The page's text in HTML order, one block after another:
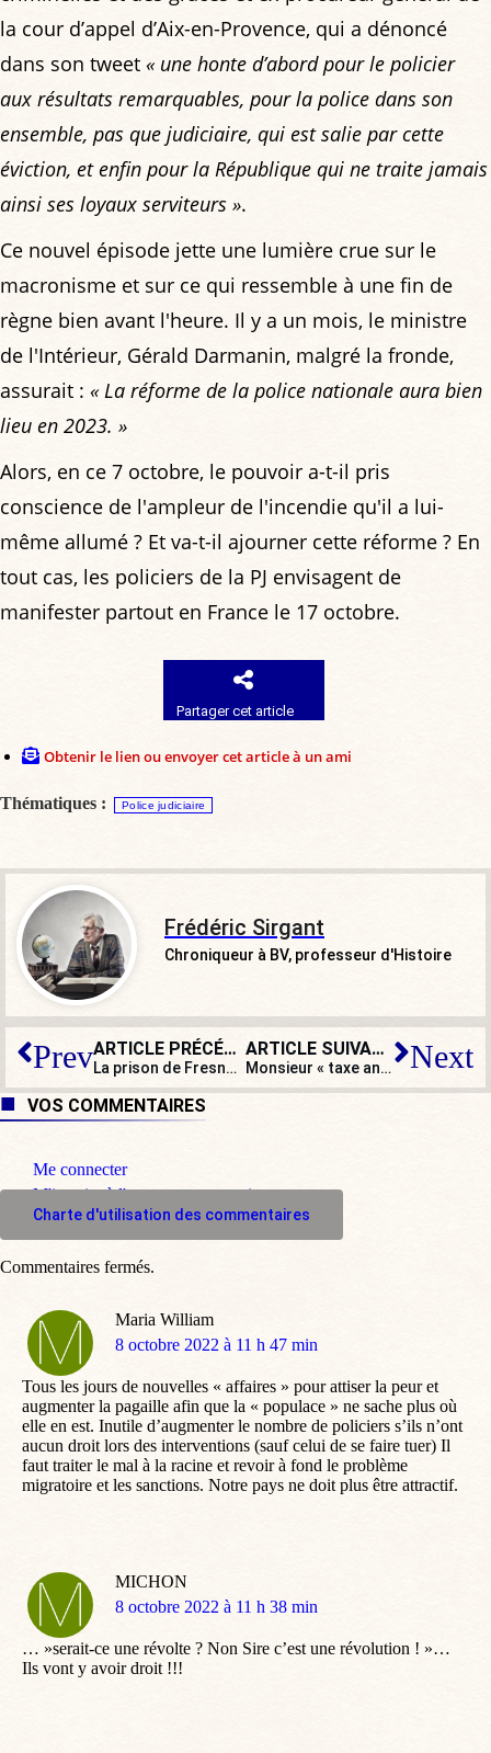
la cour d’appel d’Aix-en-Provence, qui a dénoncé
dans son tweet « une honte d’abord pour le policier
aux résultats remarquables, pour la police dans son
ensemble, pas que judiciaire, qui est salie par cette
éviction, et enfin pour la République qui ne traite jamais
ainsi ses loyaux serviteurs ».
Ce nouvel épisode jette une lumière crue sur le
macronisme et sur ce qui ressemble à une fin de
règne bien avant l'heure. Il y a un mois, le ministre
de l'Intérieur, Gérald Darmanin, malgré la fronde,
assurait : « La réforme de la police nationale aura bien
lieu en 2023. »
Alors, en ce 7 octobre, le pouvoir a-t-il pris
conscience de l'ampleur de l'incendie qu'il a lui-
même allumé ? Et va-t-il ajourner cette réforme ? En
tout cas, les policiers de la PJ envisagent de
manifester partout en France le 17 octobre.
Partager cet article
Obtenir le lien ou envoyer cet article à un ami
Thématiques : Police judiciaire
Frédéric Sirgant
Chroniqueur à BV, professeur d'Histoire
Prev ARTICLE PRÉCÉDENT
La prison de Fresnes vire au centre aéré : après les courses de karting, les cours de rap…
ARTICLE SUIVANT
Monsieur « taxe anti-Zemmour » étrille Next
VOS COMMENTAIRES
Me connecter
M'inscrire à l'espace commentaire
Charte d'utilisation des commentaires
Maria William
dit
8 octobre 2022 à 11 h 47 min
Tous les jours de nouvelles « affaires » pour attiser la peur et
augmenter la pagaille afin que la « populace » ne sache plus où
elle en est. Inutile d’augmenter le nombre de policiers s’ils n’ont
aucun droit lors des interventions (sauf celui de se faire tuer) Il
faut traiter le mal à la racine et revoir à fond le problème
migratoire et les sanctions. Notre pays ne doit plus être attractif.
MICHON
dit
8 octobre 2022 à 11 h 38 min
… »serait-ce une révolte ? Non Sire c’est une révolution ! »…
Ils vont y avoir droit !!!
Commentaires fermés.